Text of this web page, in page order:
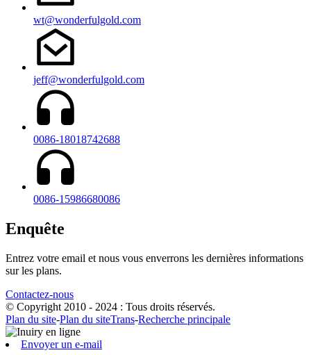
wt@wonderfulgold.com
jeff@wonderfulgold.com
0086-18018742688
0086-15986680086
Enquête
Entrez votre email et nous vous enverrons les dernières informations
sur les plans.
Contactez-nous
© Copyright 2010 - 2024 : Tous droits réservés.
Plan du site-Plan du siteTrans-Recherche principale
Envoyer un e-mail